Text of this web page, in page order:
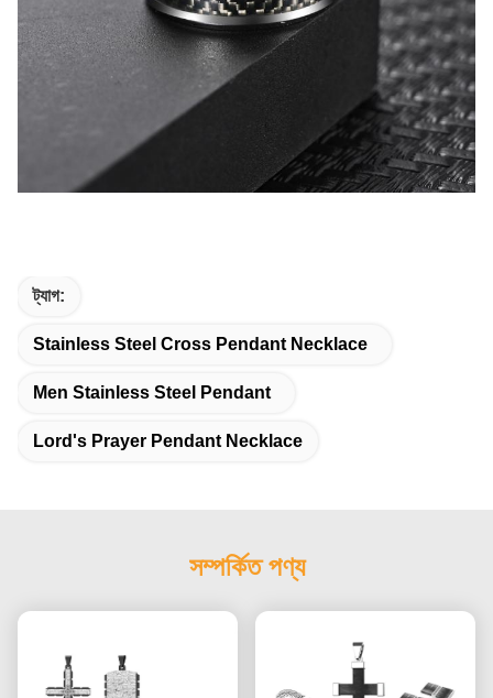
ট্যাগ:
Stainless Steel Cross Pendant Necklace
Men Stainless Steel Pendant
Lord's Prayer Pendant Necklace
সম্পর্কিত পণ্য